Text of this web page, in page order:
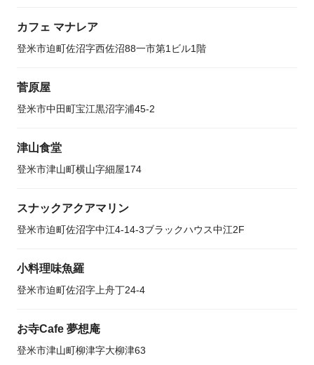
カフェ マナレア
登米市迫町佐沼字西佐沼88一市第1ビル1階
菅原屋
登米市中田町宝江黒沼字浦45-2
津山食堂
登米市津山町横山字細屋174
スナックアクアマリン
登米市迫町佐沼字中江4-14-3ブラックハウス中江2F
小料理味魚羅
登米市迫町佐沼字上舟丁24-4
お寺Cafe 夢想庵
登米市津山町柳津字大柳津63